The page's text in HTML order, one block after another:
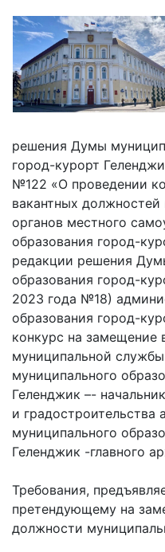
и
жителям
города
Территориальная
избирательная
Геленджикcкая
Социальная
сфера
СВО
и
членов
семей
Экономика
Стандарт
развития
конкуренции
комплаенс
Общественная
безопасность
Резерв
кадров
Торги
о
(НТО),
QR-
коды
МСП
решения Думы
город-курорт
№122 «О проведении
вакантных
органов местного
образования город-
редакции решения
образования город-
2023 года №18)
образования город-
конкурс на замещение
муниципальной
муниципального
Геленджик –-
и градостроительства
муниципального
Геленджик -главного
Требования,
претендующему на
должности